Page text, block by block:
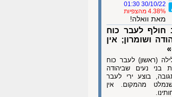
30/10/22 01:30
4.38% מהצפיות
מאת וואלה!
חולף לעבר כוח
ושומרון; אין
(ראשון) לעבר כוח
בני נעים שביהודה
בוצע ירי לעבר
מהמקום. אין